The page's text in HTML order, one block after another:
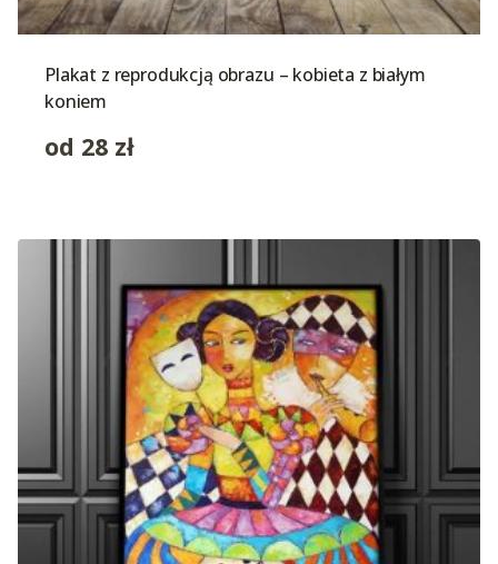
Plakat z reprodukcją obrazu – kobieta z białym
koniem
od 28 zł